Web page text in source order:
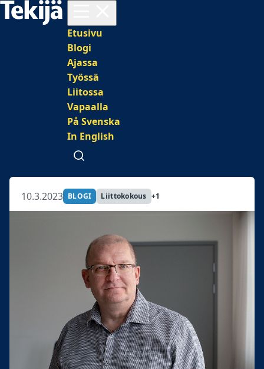
Päävalikko
Etusivu
Blogi
Ajassa
Työssä
Liitossa
Vapaalla
På Svenska
In English
Avaa haku
10.3.2023 BLOGI Liittokokous +1